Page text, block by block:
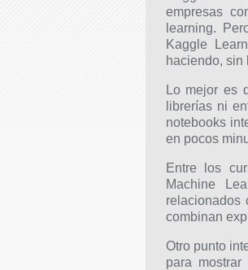
empresas
learning.
Kaggle
haciendo, sin
Lo mejor es
librerías ni
notebooks
en pocos
Entre los
Machine
combinan
Otro punto
para